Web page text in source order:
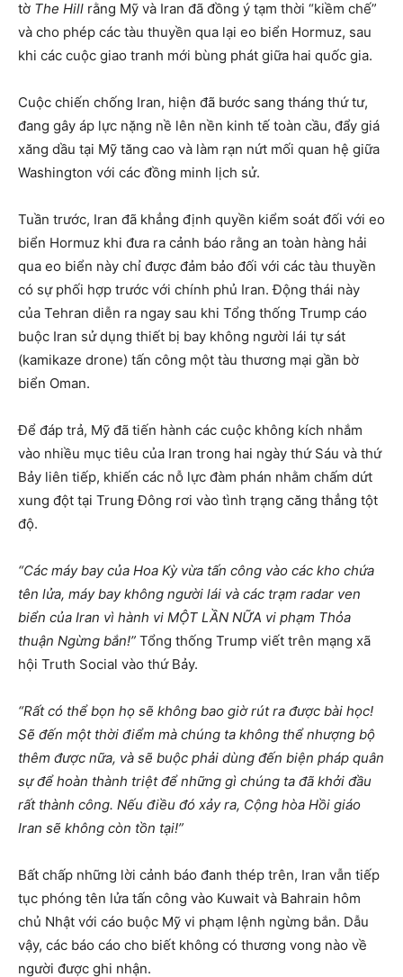
tờ The Hill rằng Mỹ và Iran đã đồng ý tạm thời “kiềm chế”
và cho phép các tàu thuyền qua lại eo biển Hormuz, sau
khi các cuộc giao tranh mới bùng phát giữa hai quốc gia.
Cuộc chiến chống Iran, hiện đã bước sang tháng thứ tư,
đang gây áp lực nặng nề lên nền kinh tế toàn cầu, đẩy giá
xăng dầu tại Mỹ tăng cao và làm rạn nứt mối quan hệ giữa
Washington với các đồng minh lịch sử.
Tuần trước, Iran đã khẳng định quyền kiểm soát đối với eo
biển Hormuz khi đưa ra cảnh báo rằng an toàn hàng hải
qua eo biển này chỉ được đảm bảo đối với các tàu thuyền
có sự phối hợp trước với chính phủ Iran. Động thái này
của Tehran diễn ra ngay sau khi Tổng thống Trump cáo
buộc Iran sử dụng thiết bị bay không người lái tự sát
(kamikaze drone) tấn công một tàu thương mại gần bờ
biển Oman.
Để đáp trả, Mỹ đã tiến hành các cuộc không kích nhắm
vào nhiều mục tiêu của Iran trong hai ngày thứ Sáu và thứ
Bảy liên tiếp, khiến các nỗ lực đàm phán nhằm chấm dứt
xung đột tại Trung Đông rơi vào tình trạng căng thẳng tột
độ.
“Các máy bay của Hoa Kỳ vừa tấn công vào các kho chứa
tên lửa, máy bay không người lái và các trạm radar ven
biển của Iran vì hành vi MỘT LẦN NỮA vi phạm Thỏa
thuận Ngừng bắn!” Tổng thống Trump viết trên mạng xã
hội Truth Social vào thứ Bảy.
“Rất có thể bọn họ sẽ không bao giờ rút ra được bài học!
Sẽ đến một thời điểm mà chúng ta không thể nhượng bộ
thêm được nữa, và sẽ buộc phải dùng đến biện pháp quân
sự để hoàn thành triệt để những gì chúng ta đã khởi đầu
rất thành công. Nếu điều đó xảy ra, Cộng hòa Hồi giáo
Iran sẽ không còn tồn tại!”
Bất chấp những lời cảnh báo đanh thép trên, Iran vẫn tiếp
tục phóng tên lửa tấn công vào Kuwait và Bahrain hôm
chủ Nhật với cáo buộc Mỹ vi phạm lệnh ngừng bắn. Dẫu
vậy, các báo cáo cho biết không có thương vong nào về
người được ghi nhận.